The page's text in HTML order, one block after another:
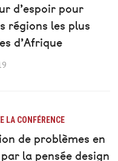
d’espoir pour
régions les plus
d’Afrique
LA CONFÉRENCE
de problèmes en
la pensée design